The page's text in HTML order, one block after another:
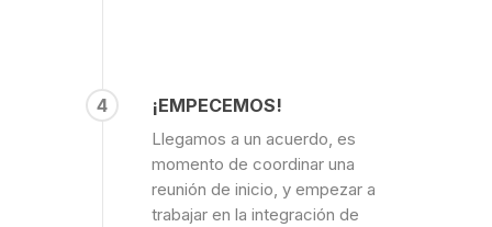
4 ¡EMPECEMOS!
Llegamos a un acuerdo, es
momento de coordinar una
reunión de inicio, y empezar a
trabajar en la integración de